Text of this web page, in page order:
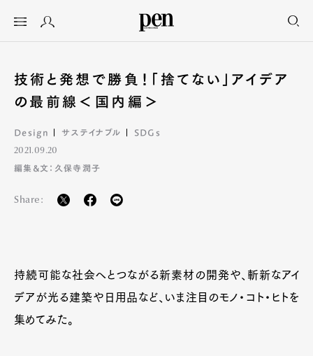
技術と発想で勝負！「捨てない」アイデア
の最前線＜国内編＞
Design サステイナブル SDGs
2021.09.20
編集&文：久保寺潤子
Share:
持続可能な社会へとつながる新素材の開発や、斬新なアイ
デアが光る建築や日用品など、いま注目のモノ・コト・ヒトを
集めてみた。